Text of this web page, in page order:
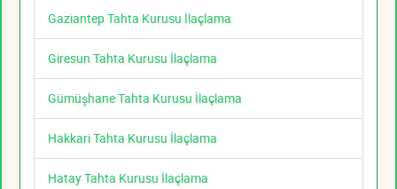
Gaziantep Tahta Kurusu İlaçlama
Giresun Tahta Kurusu İlaçlama
Gümüşhane Tahta Kurusu İlaçlama
Hakkari Tahta Kurusu İlaçlama
Hatay Tahta Kurusu İlaçlama